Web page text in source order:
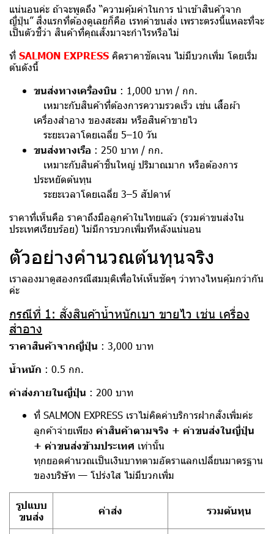
แน่นอนค่ะ ถ้าจะพูดถึง “ความคุ้มค่าในการ นำเข้าสินค้าจาก
ญี่ปุ่น” สิ่งแรกที่ต้องดูเลยก็คือ เรทค่าขนส่ง เพราะตรงนี้แหละที่จะ
เป็นตัวชี้ว่า สินค้าที่คุณสั่งมาจะกำไรหรือไม่
ที่ SALMON EXPRESS คิดราคาชัดเจน ไม่มีบวกเพิ่ม โดยเริ่ม
ต้นดังนี้
ขนส่งทางเครื่องบิน : 1,000 บาท / กก.
เหมาะกับสินค้าที่ต้องการความรวดเร็ว เช่น เสื้อผ้า
เครื่องสำอาง ของสะสม หรือสินค้าขายไว
ระยะเวลาโดยเฉลี่ย 5–10 วัน
ขนส่งทางเรือ : 250 บาท / กก.
เหมาะกับสินค้าชิ้นใหญ่ ปริมาณมาก หรือต้องการ
ประหยัดต้นทุน
ระยะเวลาโดยเฉลี่ย 3–5 สัปดาห์
ราคาที่เห็นคือ ราคาถึงมือลูกค้าในไทยแล้ว (รวมค่าขนส่งใน
ประเทศเรียบร้อย) ไม่มีการบวกเพิ่มทีหลังแน่นอน
ตัวอย่างคำนวณต้นทุนจริง
เราลองมาดูสองกรณีสมมุติเพื่อให้เห็นชัดๆ ว่าทางไหนคุ้มกว่ากัน
ค่ะ
กรณีที่ 1: สั่งสินค้าน้ำหนักเบา ขายไว เช่น เครื่อง
สำอาง
ราคาสินค้าจากญี่ปุ่น : 3,000 บาท
น้ำหนัก : 0.5 กก.
ค่าส่งภายในญี่ปุ่น : 200 บาท
ที่ SALMON EXPRESS เราไม่คิดค่าบริการฝากสั่งเพิ่มค่ะ
ลูกค้าจ่ายเพียง ค่าสินค้าตามจริง + ค่าขนส่งในญี่ปุ่น
+ ค่าขนส่งข้ามประเทศ เท่านั้น
ทุกยอดคำนวณเป็นเงินบาทตามอัตราแลกเปลี่ยนมาตรฐาน
ของบริษัท — โปร่งใส ไม่มีบวกเพิ่ม
รูปแบบ
ขนส่ง
ค่าส่ง รวมต้นทุน